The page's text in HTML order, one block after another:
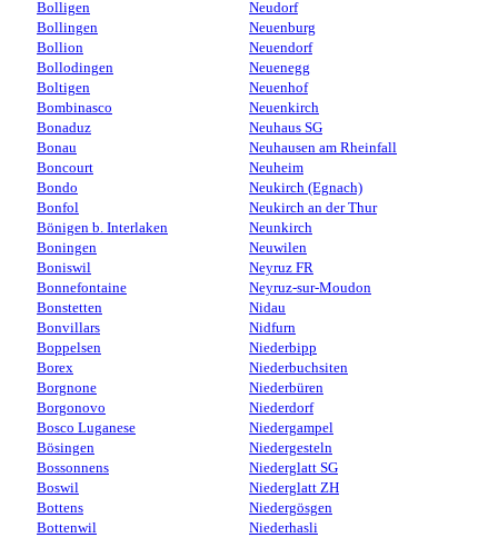
Bolligen
Bollingen
Bollion
Bollodingen
Boltigen
Bombinasco
Bonaduz
Bonau
Boncourt
Bondo
Bonfol
Bönigen b. Interlaken
Boningen
Boniswil
Bonnefontaine
Bonstetten
Bonvillars
Boppelsen
Borex
Borgnone
Borgonovo
Bosco Luganese
Bösingen
Bossonnens
Boswil
Bottens
Bottenwil
Neudorf
Neuenburg
Neuendorf
Neuenegg
Neuenhof
Neuenkirch
Neuhaus SG
Neuhausen am Rheinfall
Neuheim
Neukirch (Egnach)
Neukirch an der Thur
Neunkirch
Neuwilen
Neyruz FR
Neyruz-sur-Moudon
Nidau
Nidfurn
Niederbipp
Niederbuchsiten
Niederbüren
Niederdorf
Niedergampel
Niedergesteln
Niederglatt SG
Niederglatt ZH
Niedergösgen
Niederhasli